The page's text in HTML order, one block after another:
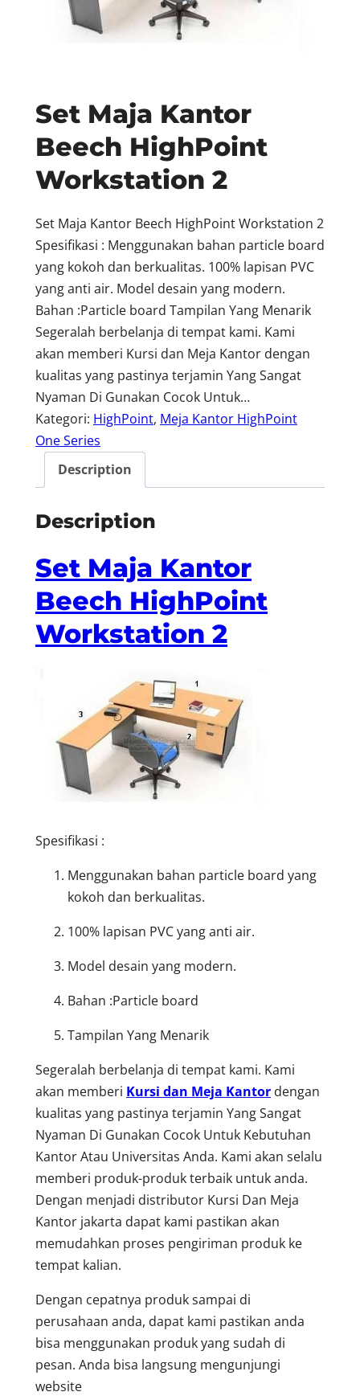
Set Maja Kantor
Beech HighPoint
Workstation 2
Set Maja Kantor Beech HighPoint Workstation 2
Spesifikasi : Menggunakan bahan particle board
yang kokoh dan berkualitas. 100% lapisan PVC
yang anti air. Model desain yang modern.
Bahan :Particle board Tampilan Yang Menarik
Segeralah berbelanja di tempat kami. Kami
akan memberi Kursi dan Meja Kantor dengan
kualitas yang pastinya terjamin Yang Sangat
Nyaman Di Gunakan Cocok Untuk…
Kategori: HighPoint, Meja Kantor HighPoint
One Series
Description
Description
Set Maja Kantor
Beech HighPoint
Workstation 2
Spesifikasi :
Menggunakan bahan particle board yang
kokoh dan berkualitas.
100% lapisan PVC yang anti air.
Model desain yang modern.
Bahan :Particle board
Tampilan Yang Menarik
Segeralah berbelanja di tempat kami. Kami
akan memberi Kursi dan Meja Kantor dengan
kualitas yang pastinya terjamin Yang Sangat
Nyaman Di Gunakan Cocok Untuk Kebutuhan
Kantor Atau Universitas Anda. Kami akan selalu
memberi produk-produk terbaik untuk anda.
Dengan menjadi distributor Kursi Dan Meja
Kantor jakarta dapat kami pastikan akan
memudahkan proses pengiriman produk ke
tempat kalian.
Dengan cepatnya produk sampai di
perusahaan anda, dapat kami pastikan anda
bisa menggunakan produk yang sudah di
pesan. Anda bisa langsung mengunjungi
website